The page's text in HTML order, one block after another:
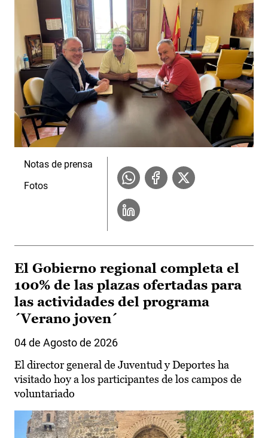
Notas de prensa
Fotos
El Gobierno regional completa el
100% de las plazas ofertadas para
las actividades del programa
´Verano joven´
04 de Agosto de 2026
El director general de Juventud y Deportes ha
visitado hoy a los participantes de los campos de
voluntariado